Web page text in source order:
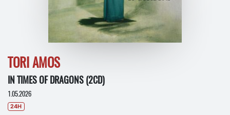
TORI AMOS
IN TIMES OF DRAGONS (2CD)
1.05.2026
24H